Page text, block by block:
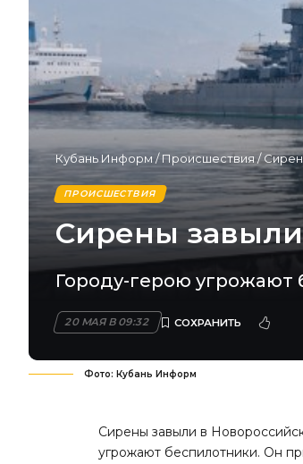
Кубань Информ /Происшествия/
ПРОИСШЕСТВИЯ
Сирены завыли
Городу-герою угрожают
20 МАЯ В 09:32
Фото: Кубань Информ
Сирены завыли в
угрожают беспилотники. Он